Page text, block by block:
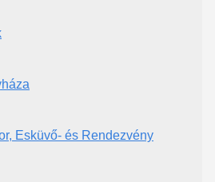
Esküvő- és Rendezvény